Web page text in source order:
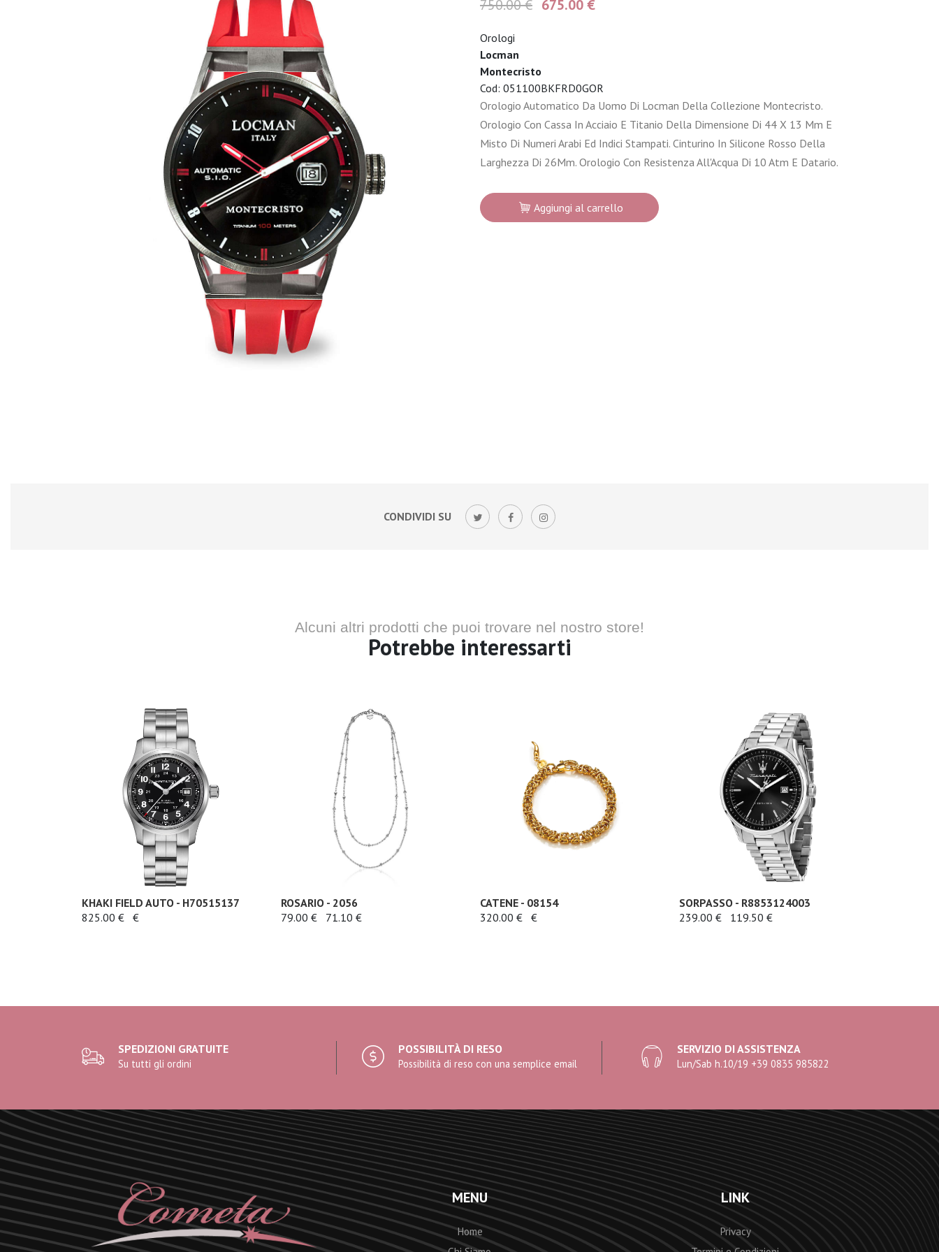
750.00 € 675.00 €
Orologi
Locman
Montecristo
Cod: 051100BKFRD0GOR
Orologio Automatico Da Uomo Di Locman Della Collezione Montecristo.
Orologio Con Cassa In Acciaio E Titanio Della Dimensione Di 44 X 13 Mm E
Misto Di Numeri Arabi Ed Indici Stampati. Cinturino In Silicone Rosso Della
Larghezza Di 26Mm. Orologio Con Resistenza All'Acqua Di 10 Atm E Datario.
Aggiungi al carrello
CONDIVIDI SU
Alcuni altri prodotti che puoi trovare nel nostro store!
Potrebbe interessarti
KHAKI FIELD AUTO - H70515137
825.00 € €
ROSARIO - 2056
79.00 €
71.10 €
CATENE - 08154
320.00 € €
SORPASSO - R8853124003
239.00 €
119.50 €
SPEDIZIONI GRATUITE
Su tutti gli ordini
POSSIBILITÀ DI RESO
Possibilità di reso con una semplice email
SERVIZIO DI ASSISTENZA
Lun/Sab h.10/19 +39 0835 985822
MENU
Home
LINK
Privacy